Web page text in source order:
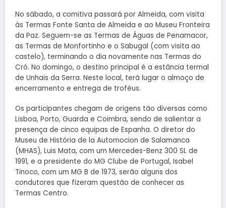
No sábado, a comitiva passará por Almeida, com visita
às Termas Fonte Santa de Almeida e ao Museu Fronteira
da Paz. Seguem-se as Termas de Águas de Penamacor,
as Termas de Monfortinho e o Sabugal (com visita ao
castelo), terminando o dia novamente nas Termas do
Cró. No domingo, o destino principal é a estância termal
de Unhais da Serra. Neste local, terá lugar o almoço de
encerramento e entrega de troféus.
Os participantes chegam de origens tão diversas como
Lisboa, Porto, Guarda e Coimbra, sendo de salientar a
presença de cinco equipas de Espanha. O diretor do
Museu de História de la Automocion de Salamanca
(MHAS), Luis Mata, com um Mercedes-Benz 300 SL de
1991, e a presidente do MG Clube de Portugal, Isabel
Tinoco, com um MG B de 1973, serão alguns dos
condutores que fizeram questão de conhecer as
Termas Centro.